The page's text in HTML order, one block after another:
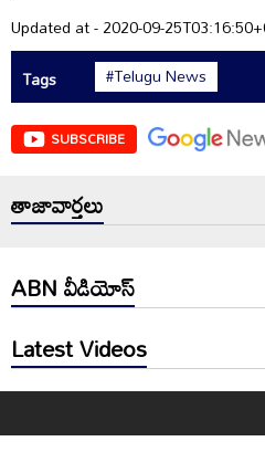
Updated at - 2020-09-
Tags
#Telugu News
SUBSCRIBE
తాజావార్తలు
ABN వీడియోస్
Latest Videos